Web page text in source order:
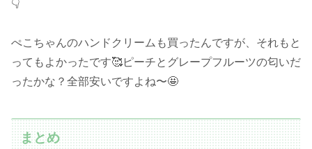
👇
ぺこちゃんのハンドクリームも買ったんですが、それもと
ってもよかったです🥰ピーチとグレープフルーツの匂いだ
ったかな？全部安いですよね〜🤩
まとめ